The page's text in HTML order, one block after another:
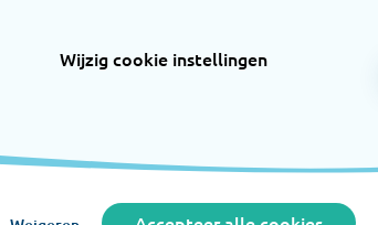
Wijzig cookie instellingen